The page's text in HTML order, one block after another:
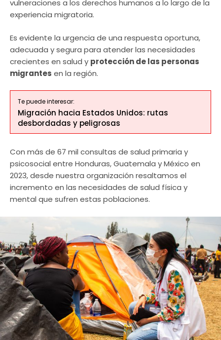
vulneraciones a los derechos humanos a lo largo de la
experiencia migratoria.
Es evidente la urgencia de una respuesta oportuna,
adecuada y segura para atender las necesidades
crecientes en salud y protección de las personas
migrantes en la región.
Te puede interesar:
Migración hacia Estados Unidos: rutas
desbordadas y peligrosas
Con más de 67 mil consultas de salud primaria y
psicosocial entre Honduras, Guatemala y México en
2023, desde nuestra organización resaltamos el
incremento en las necesidades de salud física y
mental que sufren estas poblaciones.